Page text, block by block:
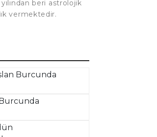
beri astrolojik
vermektedir.
Burcunda